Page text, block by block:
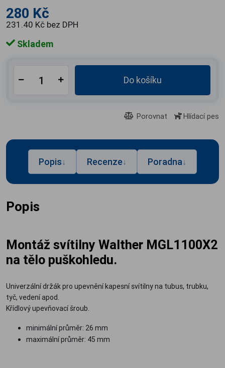
280 Kč
231.40 Kč bez DPH
Skladem
Do košíku
Porovnat Hlídací pes
Popis↓ Recenze↓ Poradna↓
Popis
Montáž svítilny Walther MGL1100X2
na tělo puškohledu.
Univerzální držák pro upevnění kapesní svítilny na tubus, trubku,
tyč, vedení apod.
Křídlový upevňovací šroub.
minimální průměr: 26 mm
maximální průměr: 45 mm